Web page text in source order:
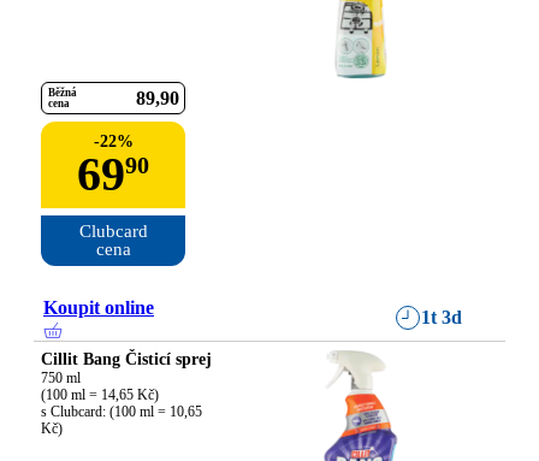
Běžná
cena
89 90
-22%
6990
Clubcard
cena
Koupit online 1t 3d
Cillit Bang Čisticí sprej
750 ml
(100 ml = 14,65 Kč)
s Clubcard: (100 ml = 10,65
Kč)